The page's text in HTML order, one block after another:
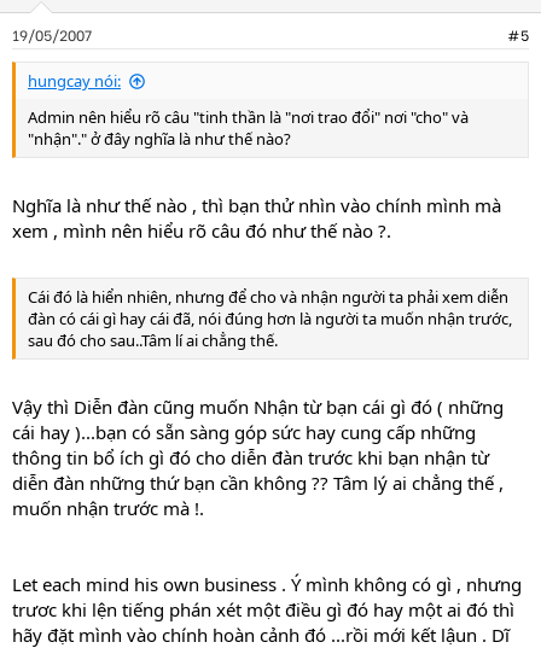
e o
t
19/05/2007 #5
hungcay nói:
Admin nên hiểu rõ câu "tinh thần là "nơi trao đổi" nơi "cho" và
"nhận"." ở đây nghĩa là như thế nào?
Nghĩa là như thế nào , thì bạn thử nhìn vào chính mình mà
xem , mình nên hiểu rõ câu đó như thế nào ?.
Cái đó là hiển nhiên, nhưng để cho và nhận người ta phải xem diễn
đàn có cái gì hay cái đã, nói đúng hơn là người ta muốn nhận trước,
sau đó cho sau..Tâm lí ai chẳng thế.
Vậy thì Diễn đàn cũng muốn Nhận từ bạn cái gì đó ( những
cái hay )...bạn có sẵn sàng góp sức hay cung cấp những
thông tin bổ ích gì đó cho diễn đàn trước khi bạn nhận từ
diễn đàn những thứ bạn cần không ?? Tâm lý ai chẳng thế ,
muốn nhận trước mà !.
Let each mind his own business . Ý mình không có gì , nhưng
trươc khi lện tiếng phán xét một điều gì đó hay một ai đó thì
hãy đặt mình vào chính hoàn cảnh đó ...rồi mới kết lậun . Dĩ